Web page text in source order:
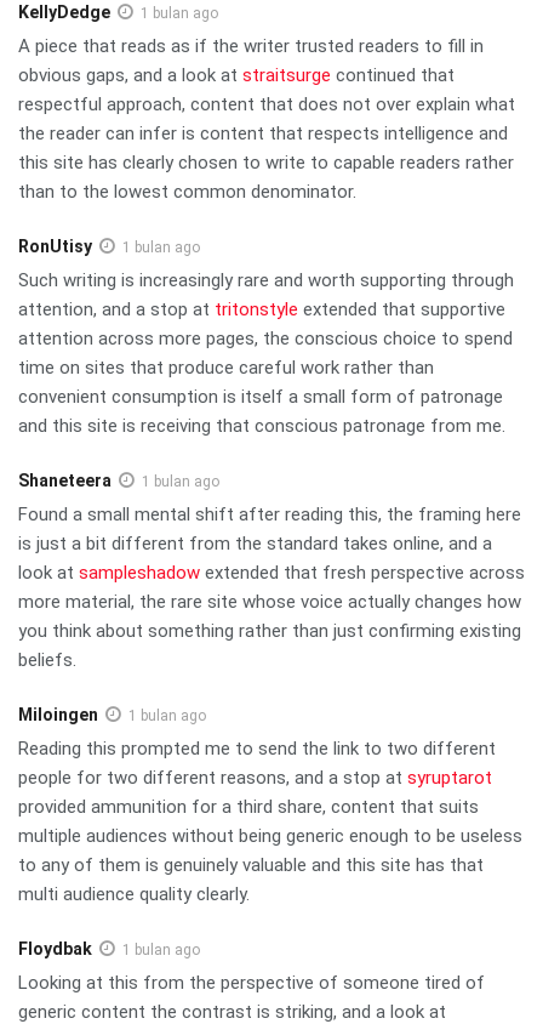
KellyDedge 1 bulan ago
A piece that reads as if the writer trusted readers to fill in
obvious gaps, and a look at straitsurge continued that
respectful approach, content that does not over explain what
the reader can infer is content that respects intelligence and
this site has clearly chosen to write to capable readers rather
than to the lowest common denominator.
RonUtisy 1 bulan ago
Such writing is increasingly rare and worth supporting through
attention, and a stop at tritonstyle extended that supportive
attention across more pages, the conscious choice to spend
time on sites that produce careful work rather than
convenient consumption is itself a small form of patronage
and this site is receiving that conscious patronage from me.
Shaneteera 1 bulan ago
Found a small mental shift after reading this, the framing here
is just a bit different from the standard takes online, and a
look at sampleshadow extended that fresh perspective across
more material, the rare site whose voice actually changes how
you think about something rather than just confirming existing
beliefs.
Miloingen 1 bulan ago
Reading this prompted me to send the link to two different
people for two different reasons, and a stop at syruptarot
provided ammunition for a third share, content that suits
multiple audiences without being generic enough to be useless
to any of them is genuinely valuable and this site has that
multi audience quality clearly.
Floydbak 1 bulan ago
Looking at this from the perspective of someone tired of
generic content the contrast is striking, and a look at